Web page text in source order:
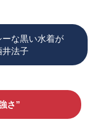
ーな黒い水着が
法子
さ”